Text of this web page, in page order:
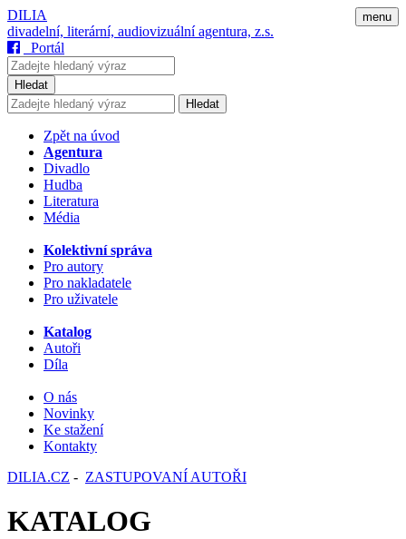
menu
DILIA
divadelní, literární, audiovizuální agentura, z.s.
Portál
Hledat
Hledat
Zpět na úvod
Agentura
Divadlo
Hudba
Literatura
Média
Kolektivní správa
Pro autory
Pro nakladatele
Pro uživatele
Katalog
Autoři
Díla
O nás
Novinky
Ke stažení
Kontakty
DILIA.CZ - ZASTUPOVANÍ AUTOŘI
KATALOG